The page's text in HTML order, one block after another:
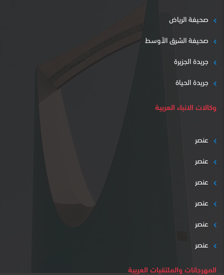
صحيفة الرياض
صحيفة الشرق الأوسط
جريدة الجزيرة
جريدة الحياة
وكالات الانباء العربية
عنصر
عنصر
عنصر
عنصر
عنصر
عنصر
المهرجانات والملتقيات العربية